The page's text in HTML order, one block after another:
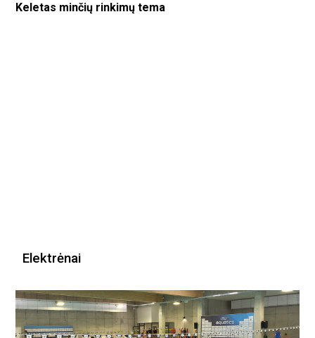
Keletas minčių rinkimų tema
Elektrėnai